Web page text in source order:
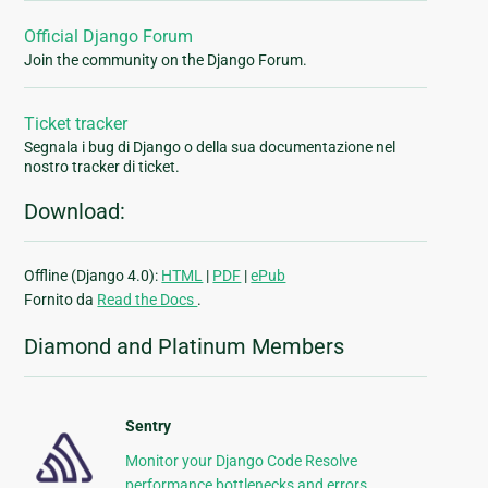
Official Django Forum
Join the community on the Django Forum.
Ticket tracker
Segnala i bug di Django o della sua documentazione nel
nostro tracker di ticket.
Download:
Offline (Django 4.0): HTML | PDF |ePub
Fornito da Read the Docs .
Diamond and Platinum Members
Sentry
Monitor your Django Code Resolve